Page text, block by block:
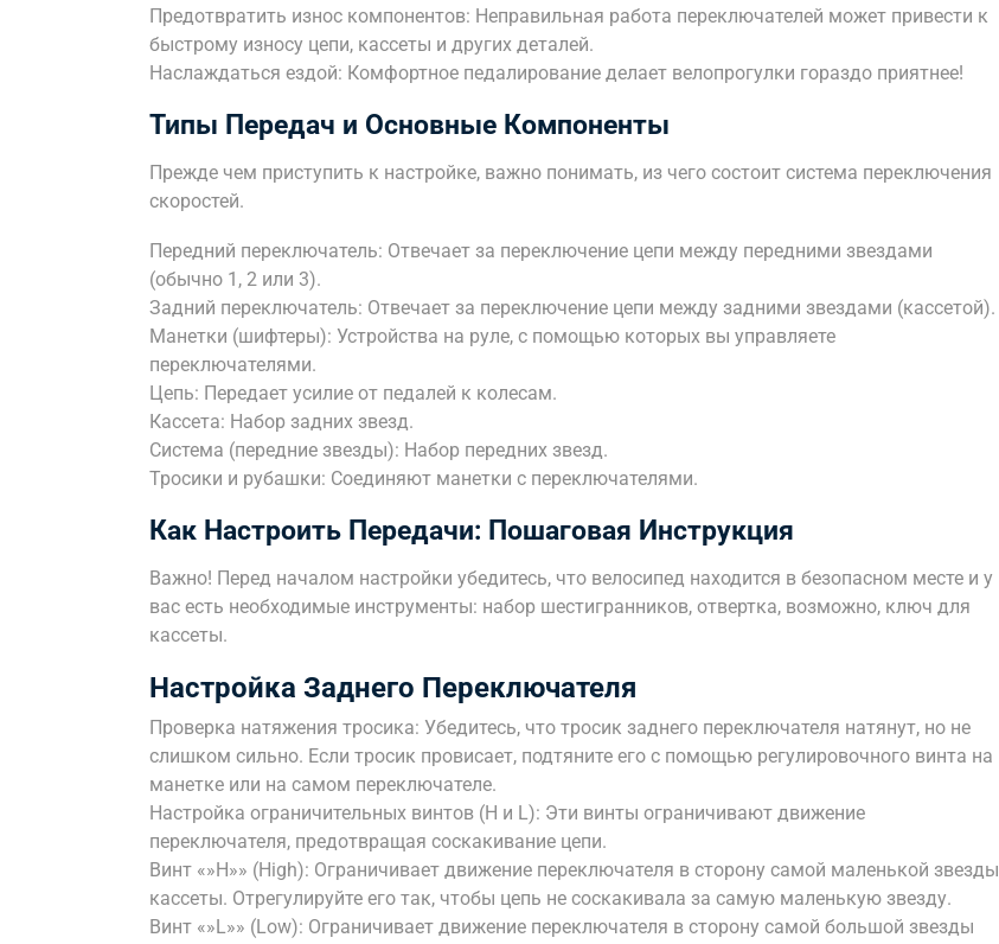
Предотвратить износ компонентов: Неправильная работа переключателей может привести к
быстрому износу цепи, кассеты и других деталей.
Наслаждаться ездой: Комфортное педалирование делает велопрогулки гораздо приятнее!
Типы Передач и Основные Компоненты
Прежде чем приступить к настройке, важно понимать, из чего состоит система переключения
скоростей.
Передний переключатель: Отвечает за переключение цепи между передними звездами
(обычно 1, 2 или 3).
Задний переключатель: Отвечает за переключение цепи между задними звездами (кассетой).
Манетки (шифтеры): Устройства на руле, с помощью которых вы управляете
переключателями.
Цепь: Передает усилие от педалей к колесам.
Кассета: Набор задних звезд.
Система (передние звезды): Набор передних звезд.
Тросики и рубашки: Соединяют манетки с переключателями.
Как Настроить Передачи: Пошаговая Инструкция
Важно! Перед началом настройки убедитесь, что велосипед находится в безопасном месте и у
вас есть необходимые инструменты: набор шестигранников, отвертка, возможно, ключ для
кассеты.
Настройка Заднего Переключателя
Проверка натяжения тросика: Убедитесь, что тросик заднего переключателя натянут, но не
слишком сильно. Если тросик провисает, подтяните его с помощью регулировочного винта на
манетке или на самом переключателе.
Настройка ограничительных винтов (H и L): Эти винты ограничивают движение
переключателя, предотвращая соскакивание цепи.
Винт «»H»» (High): Ограничивает движение переключателя в сторону самой маленькой звезды
кассеты. Отрегулируйте его так, чтобы цепь не соскакивала за самую маленькую звезду.
Винт «»L»» (Low): Ограничивает движение переключателя в сторону самой большой звезды